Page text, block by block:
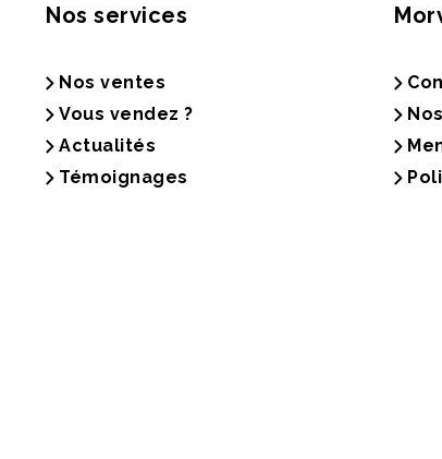
Nos services
Nos ventes
Vous vendez ?
Actualités
Témoignages